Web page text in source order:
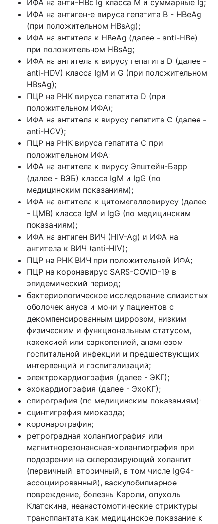
ИФА на анти-HBc Ig класса M и суммарные Ig;
ИФА на антиген-е вируса гепатита В - HBeAg
(при положительном HBsAg);
ИФА на антитела к HBeAg (далее - anti-HBe)
при положительном HBsAg;
ИФА на антитела к вирусу гепатита D (далее -
anti-HDV) класса IgM и G (при положительном
HBsAg);
ПЦР на РНК вируса гепатита D (при
положительном ИФА);
ИФА на антитела к вирусу гепатита C (далее -
anti-HCV);
ПЦР на РНК вируса гепатита С при
положительном ИФА;
ИФА на антитела к вирусу Эпштейн-Барр
(далее - ВЭБ) класса IgM и IgG (по
медицинским показаниям);
ИФА на антитела к цитомегалловирусу (далее
- ЦМВ) класса IgM и IgG (по медицинским
показаниям);
ИФА на антиген ВИЧ (HIV-Ag) и ИФА на
антитела к ВИЧ (anti-HIV);
ПЦР на РНК ВИЧ при положительной ИФА;
ПЦР на коронавирус SARS-COVID-19 в
эпидемический период;
бактериологическое исследование слизистых
оболочек ануса и мочи у пациентов с
декомпенсированным циррозом, низким
физическим и функциональным статусом,
кахексией или саркопенией, анамнезом
госпитальной инфекции и предшествующих
интервенций и госпитализаций;
электрокардиография (далее - ЭКГ);
эхокардиография (далее - ЭхоКГ);
спирография (по медицинским показаниям);
сцинтиграфия миокарда;
коронарография;
ретроградная холангиография или
магнитнорезонансная-холангиография при
подозрении на склерозирующий холангит
(первичный, вторичный, в том числе IgG4-
ассоциированный), васкулобилиарное
повреждение, болезнь Кароли, опухоль
Клатскина, неанастомотические стриктуры
трансплантата как медицинское показание к